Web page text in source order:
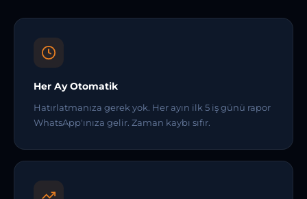
Her Ay Otomatik
Hatırlatmanıza gerek yok. Her ayın ilk 5 iş günü rapor
WhatsApp'ınıza gelir. Zaman kaybı sıfır.